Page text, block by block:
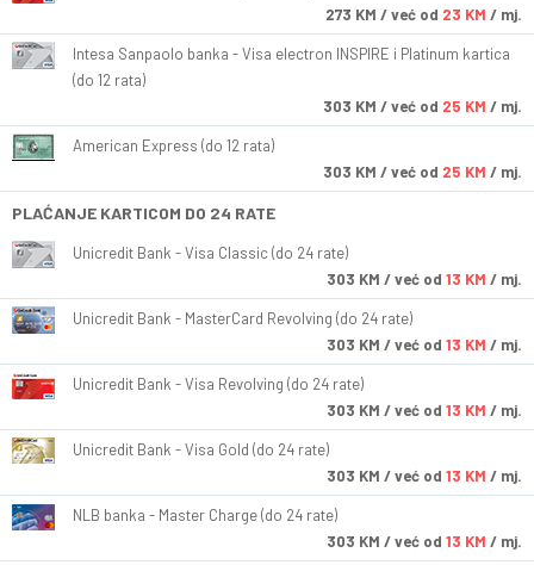
273 KM / već od 23 KM / mj.
Intesa Sanpaolo banka - Visa electron INSPIRE i Platinum kartica
(do 12 rata)
303 KM / već od 25 KM / mj.
American Express (do 12 rata)
303 KM / već od 25 KM / mj.
PLAĆANJE KARTICOM DO 24 RATE
Unicredit Bank - Visa Classic (do 24 rate)
303 KM / već od 13 KM / mj.
Unicredit Bank - MasterCard Revolving (do 24 rate)
303 KM / već od 13 KM / mj.
Unicredit Bank - Visa Revolving (do 24 rate)
303 KM / već od 13 KM / mj.
Unicredit Bank - Visa Gold (do 24 rate)
303 KM / već od 13 KM / mj.
NLB banka - Master Charge (do 24 rate)
303 KM / već od 13 KM / mj.